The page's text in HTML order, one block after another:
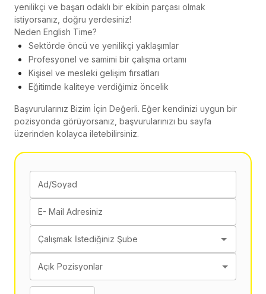
yenilikçi ve başarı odaklı bir ekibin parçası olmak
istiyorsanız, doğru yerdesiniz!
Neden English Time?
Sektörde öncü ve yenilikçi yaklaşımlar
Profesyonel ve samimi bir çalışma ortamı
Kişisel ve mesleki gelişim fırsatları
Eğitimde kaliteye verdiğimiz öncelik
Başvurularınız Bizim İçin Değerli. Eğer kendinizi uygun bir
pozisyonda görüyorsanız, başvurularınızı bu sayfa
üzerinden kolayca iletebilirsiniz.
Ad/Soyad
E- Mail Adresiniz
Çalışmak İstediğiniz Şube
Açık Pozisyonlar